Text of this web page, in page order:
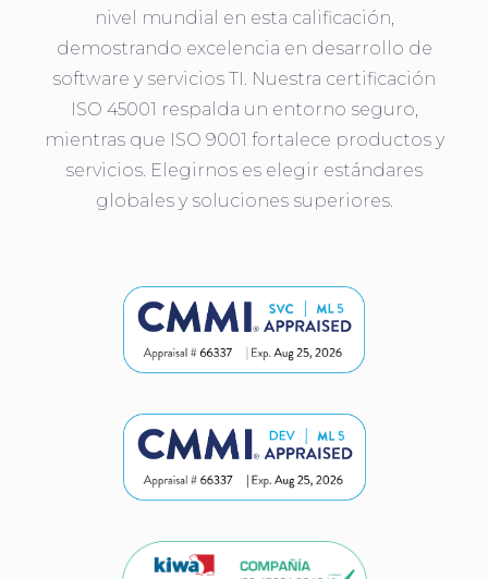
nivel mundial en esta calificación,
demostrando excelencia en desarrollo de
software y servicios TI. Nuestra certificación
ISO 45001 respalda un entorno seguro,
mientras que ISO 9001 fortalece productos y
servicios. Elegirnos es elegir estándares
globales y soluciones superiores.